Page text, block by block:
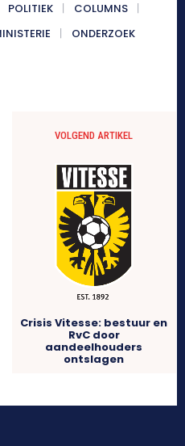
POLITIEK
COLUMNS
ONDERZOEK
VOLGEND ARTIKEL
Crisis Vitesse: bestuur en
RvC door
aandeelhouders
ontslagen